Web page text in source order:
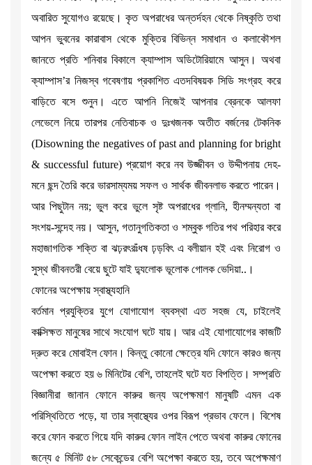
অবারিত সুযোগও রয়েছে। কৃত অপরাধের অন্তর্দহন থেকে নিষ্কৃতি তথা
আপন ভুবনের কারাবাস থেকে মুক্তির বিভিন্ন সমাধান ও কলাকৌশল
জানতে প্রতি শনিবার বিকালে ক্যাম্পাস অডিটোরিয়ামে আসুন। অথবা
ক্যাম্পাস’র নিজস্ব গবেষণায় প্রকাশিত এতদবিষয়ক সিডি সংগ্রহ করে
বাড়িতে বসে শুনুন। এতে আপনি নিজেই আপনার ব্রেনকে আলফা
লেভেলে নিয়ে তারপর নেতিবাচক ও দুঃখজনক অতীত বর্জনের টেকনিক
(Disowning the negatives of past and planning for bright
& successful future) প্রয়োগ করে নব উজ্জীবন ও উদ্দীপনায় দেহ-
মনে ছন্দ তৈরি করে ভারসাম্যময় সফল ও সার্থক জীবনলাভ করতে পারেন।
আর পিছুটান নয়; ভুল করে ভুলে সৃষ্ট অপরাধের গ্লানি, হীনম্মন্যতা বা
সংশয়-সন্দেহ নয়। আসুন, গতানুগতিকতা ও শম্বুক গতির পথ পরিহার করে
মহাজাগতিক শক্তি বা ঝঢ়রৎরঃঁধষ ঢ়ড়বিৎ এ বলীয়ান হই এবং নিরোগ ও
সুস্থ জীবনতরী বেয়ে ছুটে যাই দ্যুলোক ভূলোক গোলক ভেদিয়া..।
ফোনের অপেক্ষায় স্বাস্থ্যহানি
বর্তমান প্রযুক্তির যুগে যোগাযোগ ব্যবস্থা এত সহজ যে, চাইলেই
কাক্সিক্ষত মানুষের সাথে সংযোগ ঘটে যায়। আর এই যোগাযোগের কাজটি
দ্রুত করে মোবাইল ফোন। কিন্তু কোনো ক্ষেত্রে যদি ফোনে কারও জন্য
অপেক্ষা করতে হয় ৬ মিনিটের বেশি, তাহলেই ঘটে যত বিপত্তি। সম্প্রতি
বিজ্ঞানীরা জানান ফোনে কারুর জন্য অপেক্ষমাণ মানুষটি এমন এক
পরিস্থিতিতে পড়ে, যা তার স্বাস্থ্যের ওপর বিরূপ প্রভাব ফেলে। বিশেষ
করে ফোন করতে গিয়ে যদি কারুর ফোন লাইন পেতে অথবা কারুর ফোনের
জন্যে ৫ মিনিট ৫৮ সেকেন্ডের বেশি অপেক্ষা করতে হয়, তবে অপেক্ষমাণ